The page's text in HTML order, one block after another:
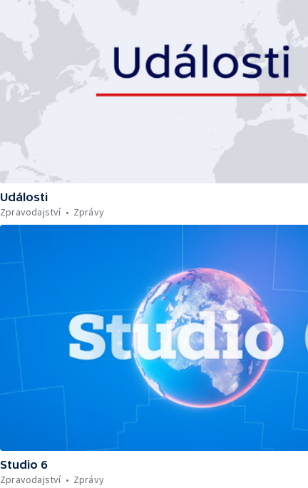
Události
Zpravodajství
Zprávy
Studio 6
Zpravodajství
Zprávy